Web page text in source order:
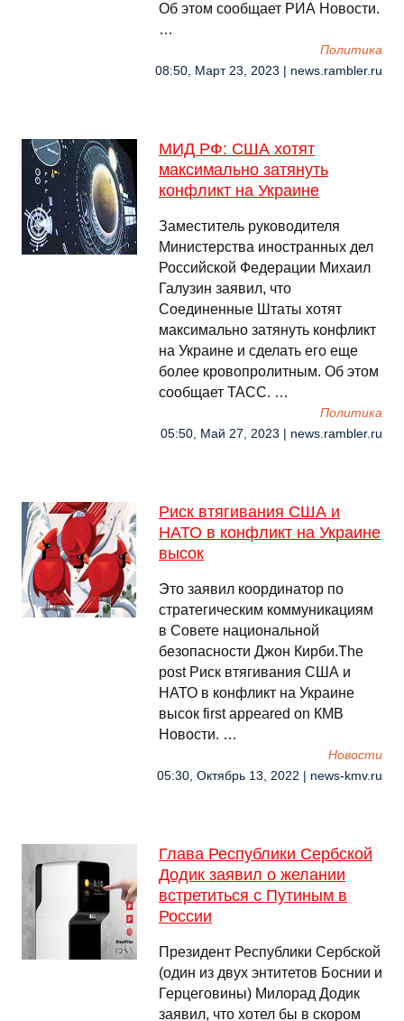
Об этом сообщает РИА Новости.
…
Политика
08:50, Март 23, 2023 | news.rambler.ru
МИД РФ: США хотят
максимально затянуть
конфликт на Украине
Заместитель руководителя
Министерства иностранных дел
Российской Федерации Михаил
Галузин заявил, что
Соединенные Штаты хотят
максимально затянуть конфликт
на Украине и сделать его еще
более кровопролитным. Об этом
сообщает ТАСС. …
Политика
05:50, Май 27, 2023 | news.rambler.ru
Риск втягивания США и
НАТО в конфликт на Украине
высок
Это заявил координатор по
стратегическим коммуникациям
в Совете национальной
безопасности Джон Кирби.The
post Риск втягивания США и
НАТО в конфликт на Украине
высок first appeared on КМВ
Новости. …
Новости
05:30, Октябрь 13, 2022 | news-kmv.ru
Глава Республики Сербской
Додик заявил о желании
встретиться с Путиным в
России
Президент Республики Сербской
(один из двух энтитетов Боснии и
Герцеговины) Милорад Додик
заявил, что хотел бы в скором